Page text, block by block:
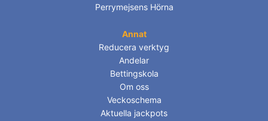
Perrymejsens Hörna
Annat
Reducera verktyg
Andelar
Bettingskola
Om oss
Veckoschema
Aktuella jackpots